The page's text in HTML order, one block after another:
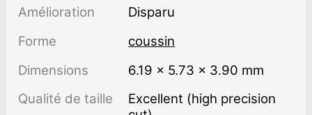
Amélioration
disparu
Forme
coussin
Dimensions
6.19 × 5.73 × 3.90 mm
Qualité de taille
Excellent (high precision